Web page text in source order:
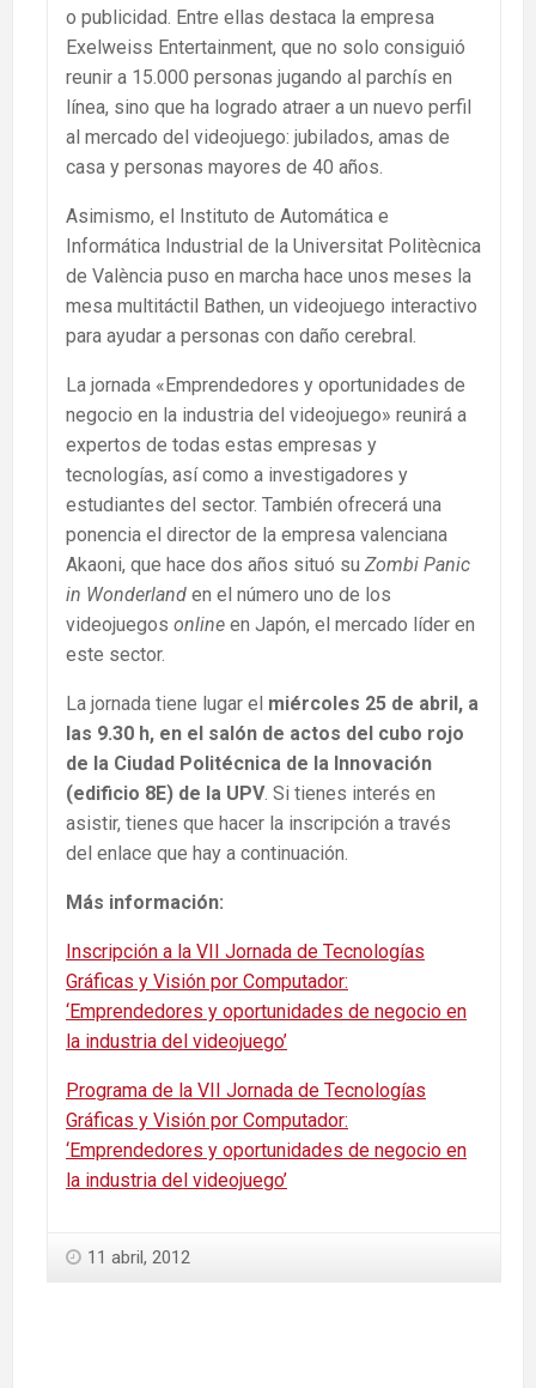
o publicidad. Entre ellas destaca la empresa
Exelweiss Entertainment, que no solo consiguió
reunir a 15.000 personas jugando al parchís en
línea, sino que ha logrado atraer a un nuevo perfil
al mercado del videojuego: jubilados, amas de
casa y personas mayores de 40 años.
Asimismo, el Instituto de Automática e
Informática Industrial de la Universitat Politècnica
de València puso en marcha hace unos meses la
mesa multitáctil Bathen, un videojuego interactivo
para ayudar a personas con daño cerebral.
La jornada «Emprendedores y oportunidades de
negocio en la industria del videojuego» reunirá a
expertos de todas estas empresas y
tecnologías, así como a investigadores y
estudiantes del sector. También ofrecerá una
ponencia el director de la empresa valenciana
Akaoni, que hace dos años situó su Zombi Panic
in Wonderland en el número uno de los
videojuegos online en Japón, el mercado líder en
este sector.
La jornada tiene lugar el miércoles 25 de abril, a
las 9.30 h, en el salón de actos del cubo rojo
de la Ciudad Politécnica de la Innovación
(edificio 8E) de la UPV. Si tienes interés en
asistir, tienes que hacer la inscripción a través
del enlace que hay a continuación.
Más información:
Inscripción a la VII Jornada de Tecnologías
Gráficas y Visión por Computador:
‘Emprendedores y oportunidades de negocio en
la industria del videojuego’
Programa de la VII Jornada de Tecnologías
Gráficas y Visión por Computador:
‘Emprendedores y oportunidades de negocio en
la industria del videojuego’
11 abril, 2012